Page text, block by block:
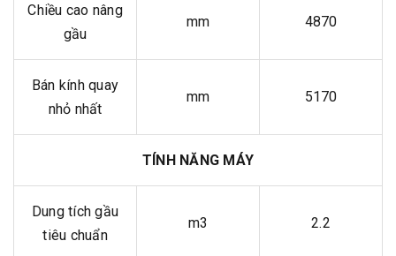
Chiều cao nâng
gầu
mm 4870
Bán kính quay
nhỏ nhất
mm 5170
TÍNH NĂNG MÁY
Dung tích gầu
tiêu chuẩn
m3 2.2